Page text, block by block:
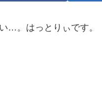
…。はっとりぃです。